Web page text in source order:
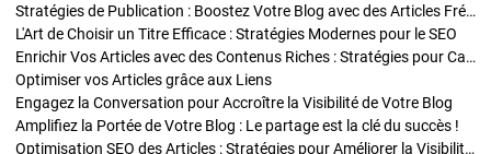
Stratégies de Publication : Boostez Votre Blog avec des Articles Fréquents et Exclusifs
L'Art de Choisir un Titre Efficace : Stratégies Modernes pour le SEO
Enrichir Vos Articles avec des Contenus Riches : Stratégies pour Captiver et Optimiser
Optimiser vos Articles grâce aux Liens
Engagez la Conversation pour Accroître la Visibilité de Votre Blog
Amplifiez la Portée de Votre Blog : Le partage est la clé du succès !
Optimisation SEO des Articles : Stratégies pour Améliorer la Visibilité de Votre Blog